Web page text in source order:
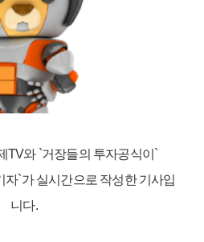
TV와 `거장들의 투자공식이`
자`가 실시간으로 작성한 기사입
니다.